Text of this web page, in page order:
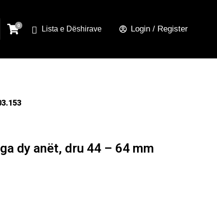
Lista e Dëshirave Login / Register
dy anët, dru 44 – 64 mm